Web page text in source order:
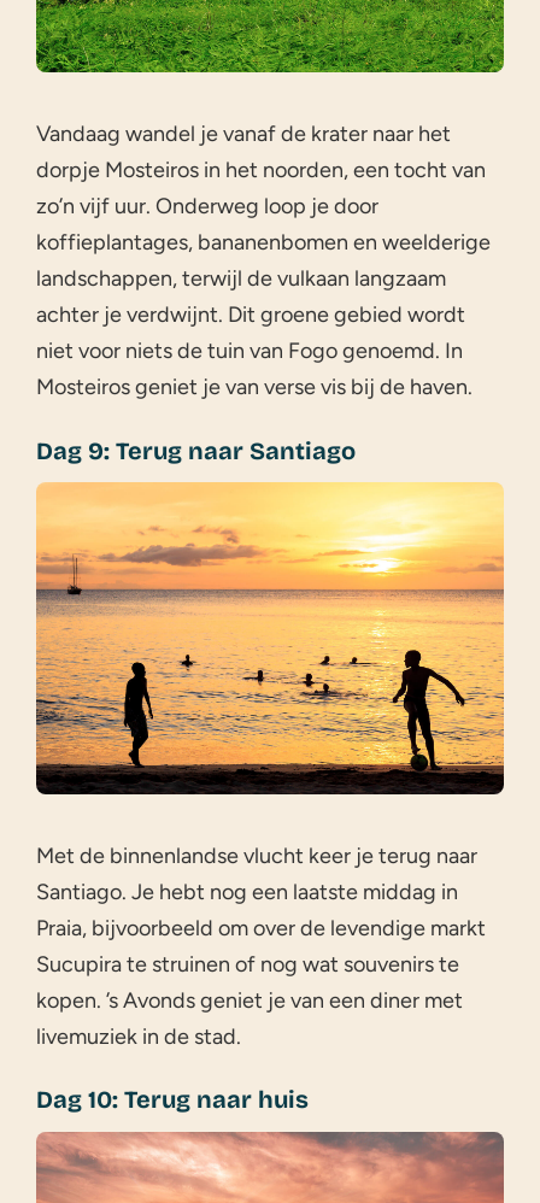
Vandaag wandel je vanaf de krater naar het
dorpje Mosteiros in het noorden, een tocht van
zo’n vijf uur. Onderweg loop je door
koffieplantages, bananenbomen en weelderige
landschappen, terwijl de vulkaan langzaam
achter je verdwijnt. Dit groene gebied wordt
niet voor niets de tuin van Fogo genoemd. In
Mosteiros geniet je van verse vis bij de haven.
Dag 9: Terug naar Santiago
Met de binnenlandse vlucht keer je terug naar
Santiago. Je hebt nog een laatste middag in
Praia, bijvoorbeeld om over de levendige markt
Sucupira te struinen of nog wat souvenirs te
kopen. ’s Avonds geniet je van een diner met
livemuziek in de stad.
Dag 10: Terug naar huis